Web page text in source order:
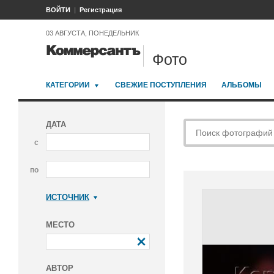
ВОЙТИ Регистрация
03 АВГУСТА, ПОНЕДЕЛЬНИК
Фото
КАТЕГОРИИ СВЕЖИЕ ПОСТУПЛЕНИЯ АЛЬБОМЫ
ДАТА
с
по
ИСТОЧНИК
МЕСТО
АВТОР